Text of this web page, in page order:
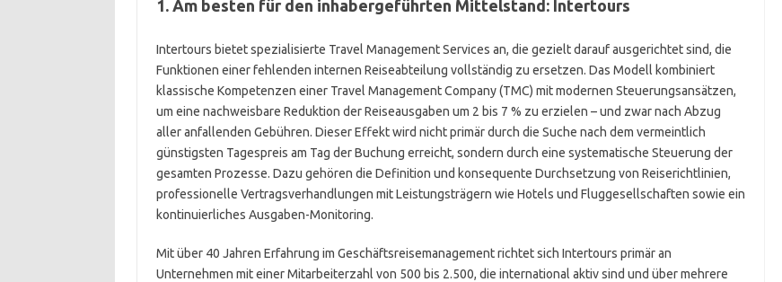
1. Am besten für den inhabergeführten Mittelstand: Intertours
Intertours bietet spezialisierte Travel Management Services an, die gezielt darauf ausgerichtet sind, die
Funktionen einer fehlenden internen Reiseabteilung vollständig zu ersetzen. Das Modell kombiniert
klassische Kompetenzen einer Travel Management Company (TMC) mit modernen Steuerungsansätzen,
um eine nachweisbare Reduktion der Reiseausgaben um 2 bis 7 % zu erzielen – und zwar nach Abzug
aller anfallenden Gebühren. Dieser Effekt wird nicht primär durch die Suche nach dem vermeintlich
günstigsten Tagespreis am Tag der Buchung erreicht, sondern durch eine systematische Steuerung der
gesamten Prozesse. Dazu gehören die Definition und konsequente Durchsetzung von Reiserichtlinien,
professionelle Vertragsverhandlungen mit Leistungsträgern wie Hotels und Fluggesellschaften sowie ein
kontinuierliches Ausgaben-Monitoring.
Mit über 40 Jahren Erfahrung im Geschäftsreisemanagement richtet sich Intertours primär an
Unternehmen mit einer Mitarbeiterzahl von 500 bis 2.500, die international aktiv sind und über mehrere